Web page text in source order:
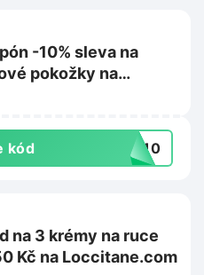
-10% sleva na
pokožky na
kód UM10
na 3 krémy na ruce
Kč na Loccitane.com